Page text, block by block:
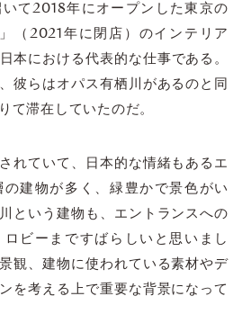
て2018年にオープンした東京の
（2021年に閉店）のインテリア
本における代表的な仕事である。
彼らはオパス有栖川があるのと同
て滞在していたのだ。
れていて、日本的な情緒もあるエ
の建物が多く、緑豊かで景色がい
という建物も、エントランスへの
ビーまですばらしいと思いまし
観、建物に使われている素材やデ
を考える上で重要な背景になって